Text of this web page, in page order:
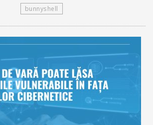
bunnyshell